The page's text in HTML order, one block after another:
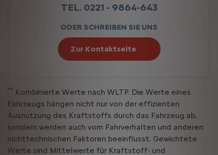
TEL. 0221 - 9864-643
ODER SCHREIBEN SIE UNS
Zur Kontaktseite
** Kombinierte Werte nach WLTP. Die Werte eines
Fahrzeugs hängen nicht nur von der effizienten
Ausnutzung des Kraftstoffs durch das Fahrzeug ab,
sondern werden auch vom Fahrverhalten und anderen
nichttechnischen Faktoren beeinflusst. Gewichtete
Werte sind Mittelwerte für Kraftstoff- und